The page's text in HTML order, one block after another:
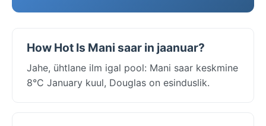
How Hot Is Mani saar in jaanuar?
Jahe, ühtlane ilm igal pool: Mani saar keskmine
8°C January kuul, Douglas on esinduslik.